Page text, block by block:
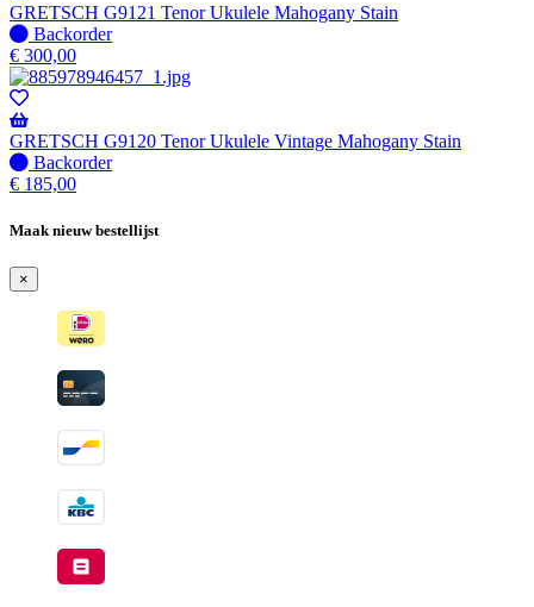
GRETSCH G9121 Tenor Ukulele Mahogany Stain
Niet
op
voorraad
-
Wordt
verzonden
wanneer
beschikbaar
Backorder
€ 300,00
GRETSCH G9120 Tenor Ukulele Vintage Mahogany Stain
Niet
op
-
verzonden
wanneer
beschikbaar
Backorder
€ 185,00
Maak nieuw bestellijst
×